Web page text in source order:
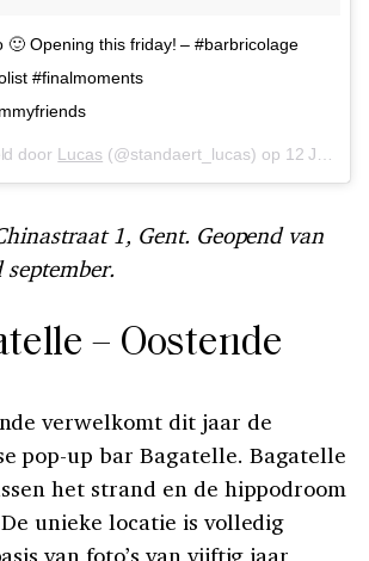
🙂 Opening this friday! – #barbricolage
#finalmoments
door Lucas (@standaert_lucas) op 12 Jun 2018 om 11:46 (PDT)
1, Gent. Geopend van
– Oostende
verwelkomt dit jaar de
pop-up bar Bagatelle. Bagatelle
het strand en de hippodroom
unieke locatie is volledig
van foto’s van vijftig jaar